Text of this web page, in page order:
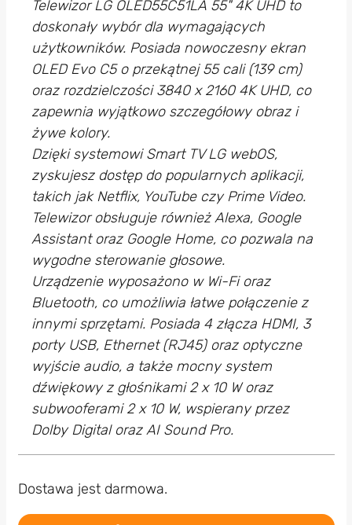
Telewizor LG OLED55C51LA 55" 4K UHD to
doskonały wybór dla wymagających
użytkowników. Posiada nowoczesny ekran
OLED Evo C5 o przekątnej 55 cali (139 cm)
oraz rozdzielczości 3840 x 2160 4K UHD, co
zapewnia wyjątkowo szczegółowy obraz i
żywe kolory.
Dzięki systemowi Smart TV LG webOS,
zyskujesz dostęp do popularnych aplikacji,
takich jak Netflix, YouTube czy Prime Video.
Telewizor obsługuje również Alexa, Google
Assistant oraz Google Home, co pozwala na
wygodne sterowanie głosowe.
Urządzenie wyposażono w Wi-Fi oraz
Bluetooth, co umożliwia łatwe połączenie z
innymi sprzętami. Posiada 4 złącza HDMI, 3
porty USB, Ethernet (RJ45) oraz optyczne
wyjście audio, a także mocny system
dźwiękowy z głośnikami 2 x 10 W oraz
subwooferami 2 x 10 W, wspierany przez
Dolby Digital oraz AI Sound Pro.
Dostawa jest darmowa.